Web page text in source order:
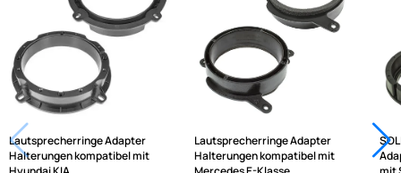
Ähnliche Produkte anzeigen
Frage zum Artikel stellen
Jetzt auf Rechnung kaufen